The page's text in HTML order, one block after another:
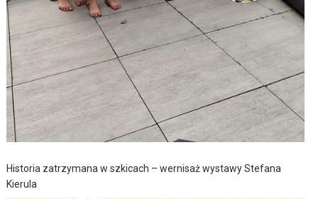
Historia zatrzymana w szkicach – wernisaż wystawy Stefana
Kierula